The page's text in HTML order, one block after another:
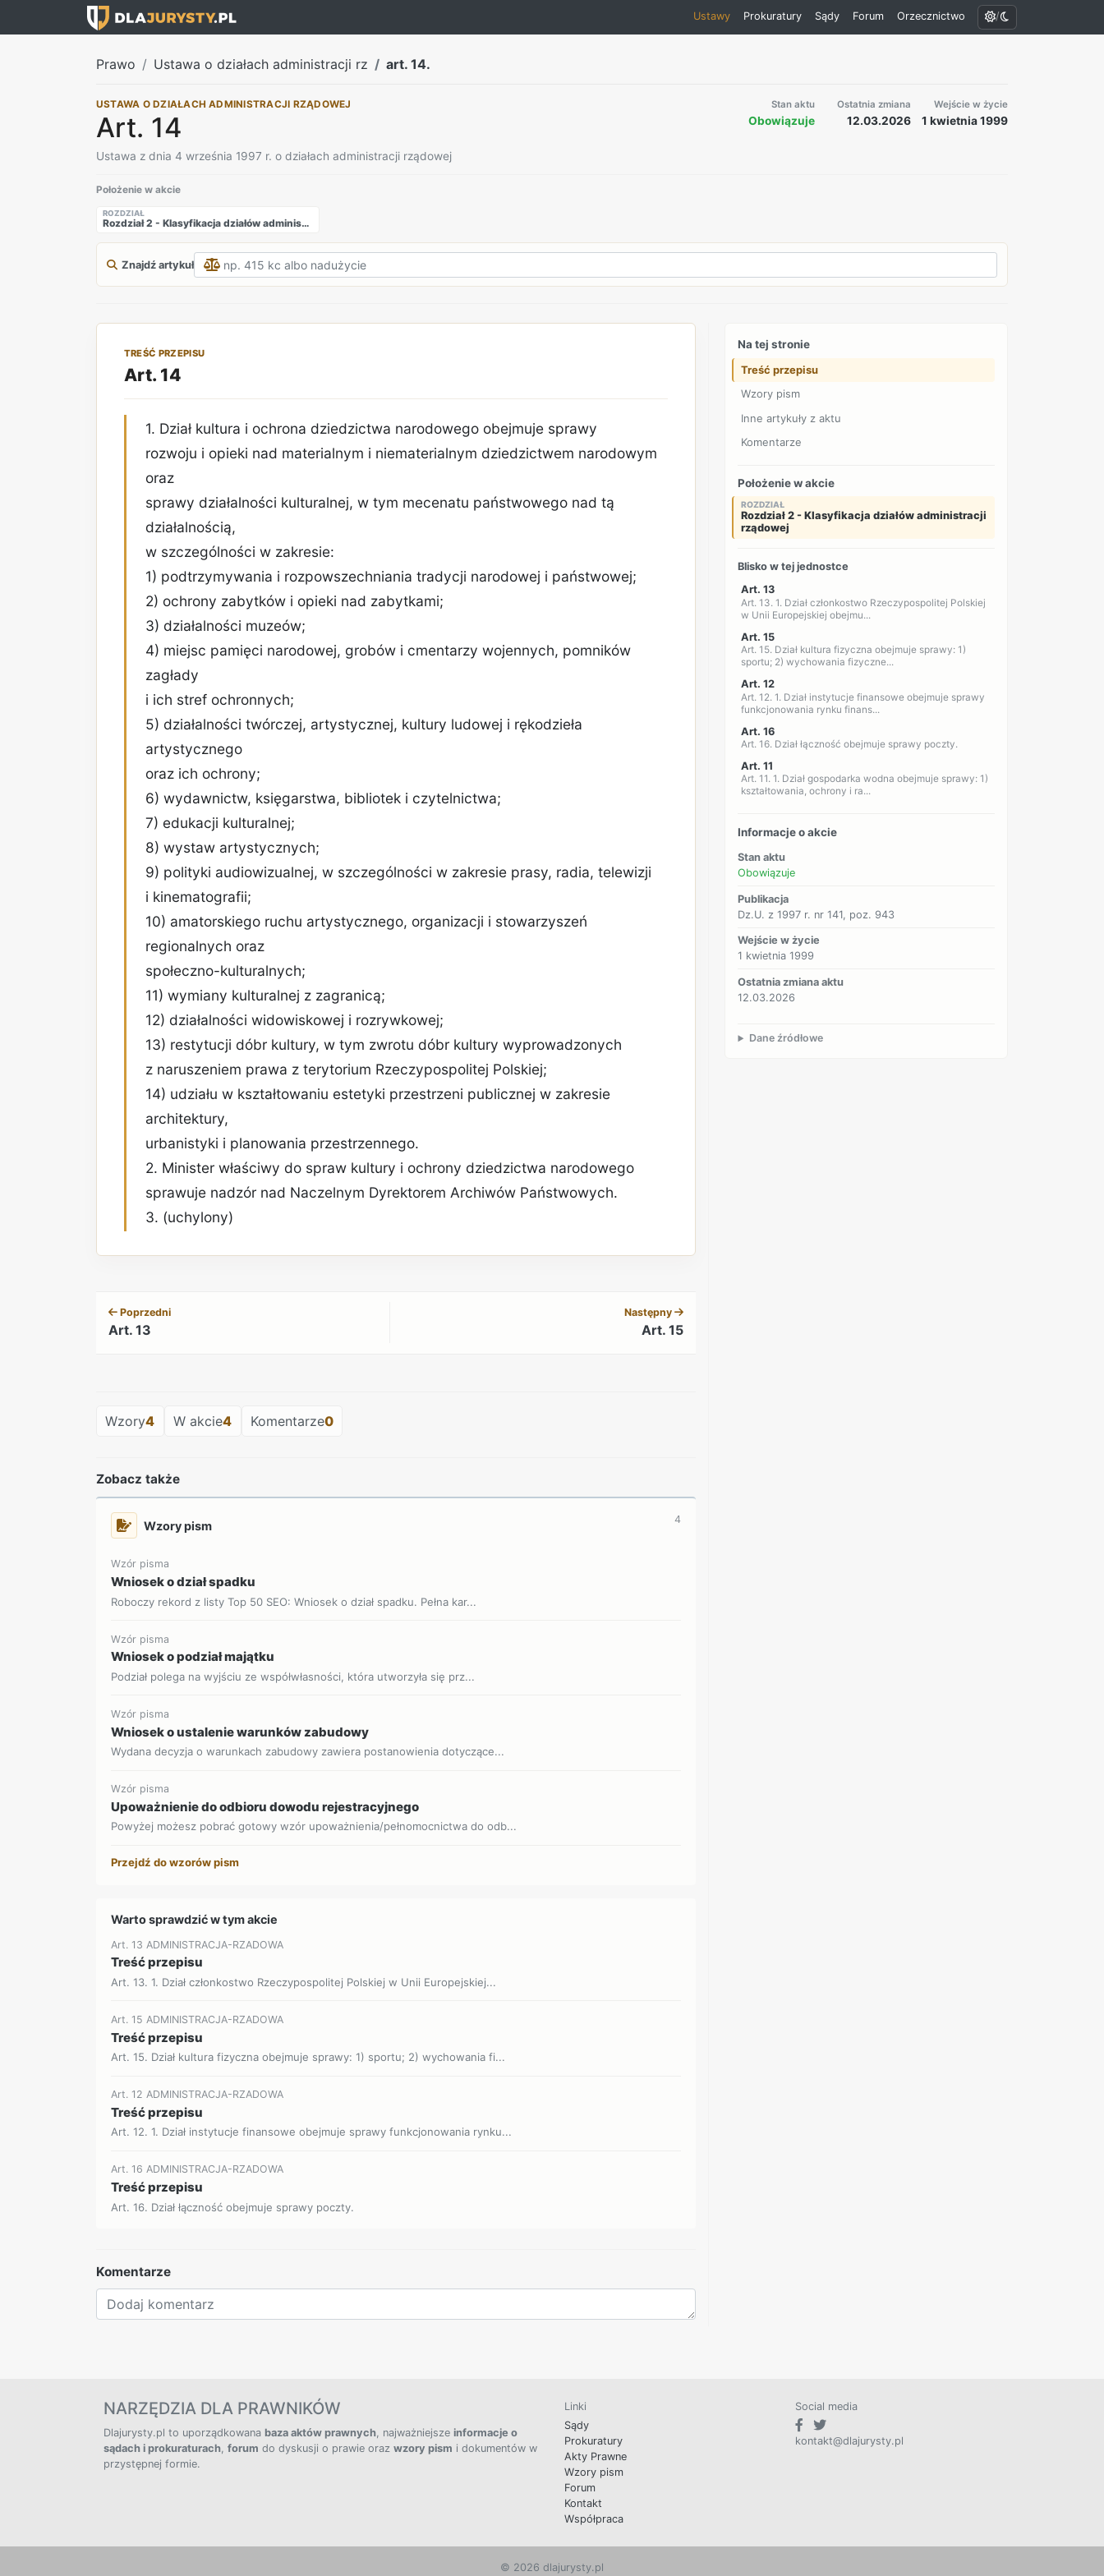
Ustawy Prokuratury Sądy Forum Orzecznictwo /
Prawo Ustawa o działach administracji rz art. 14.
USTAWA O DZIAŁACH ADMINISTRACJI RZĄDOWEJ
Art. 14
Ustawa z dnia 4 września 1997 r. o działach administracji rządowej
Stan aktu
Obowiązuje
Ostatnia zmiana
12.03.2026
Wejście w życie
1 kwietnia 1999
Położenie w akcie
ROZDZIAŁ
Rozdział 2 - Klasyfikacja działów administracji rządowej
Znajdź artykuł
TREŚĆ PRZEPISU
Art. 14
1. Dział kultura i ochrona dziedzictwa narodowego obejmuje sprawy
rozwoju i opieki nad materialnym i niematerialnym dziedzictwem narodowym
oraz
sprawy działalności kulturalnej, w tym mecenatu państwowego nad tą
działalnością,
w szczególności w zakresie:
1) podtrzymywania i rozpowszechniania tradycji narodowej i państwowej;
2) ochrony zabytków i opieki nad zabytkami;
3) działalności muzeów;
4) miejsc pamięci narodowej, grobów i cmentarzy wojennych, pomników
zagłady
i ich stref ochronnych;
5) działalności twórczej, artystycznej, kultury ludowej i rękodzieła
artystycznego
oraz ich ochrony;
6) wydawnictw, księgarstwa, bibliotek i czytelnictwa;
7) edukacji kulturalnej;
8) wystaw artystycznych;
9) polityki audiowizualnej, w szczególności w zakresie prasy, radia, telewizji
i kinematografii;
10) amatorskiego ruchu artystycznego, organizacji i stowarzyszeń
regionalnych oraz
społeczno-kulturalnych;
11) wymiany kulturalnej z zagranicą;
12) działalności widowiskowej i rozrywkowej;
13) restytucji dóbr kultury, w tym zwrotu dóbr kultury wyprowadzonych
z naruszeniem prawa z terytorium Rzeczypospolitej Polskiej;
14) udziału w kształtowaniu estetyki przestrzeni publicznej w zakresie
architektury,
urbanistyki i planowania przestrzennego.
2. Minister właściwy do spraw kultury i ochrony dziedzictwa narodowego
sprawuje nadzór nad Naczelnym Dyrektorem Archiwów Państwowych.
3. (uchylony)
Poprzedni
Art. 13
Następny
Art. 15
Wzory4 W akcie4 Komentarze0
Zobacz także
Wzory pism 4
Wzór pisma
Wniosek o dział spadku
Roboczy rekord z listy Top 50 SEO: Wniosek o dział spadku. Pełna kar...
Wzór pisma
Wniosek o podział majątku
Podział polega na wyjściu ze współwłasności, która utworzyła się prz...
Wzór pisma
Wniosek o ustalenie warunków zabudowy
Wydana decyzja o warunkach zabudowy zawiera postanowienia dotyczące...
Wzór pisma
Upoważnienie do odbioru dowodu rejestracyjnego
Powyżej możesz pobrać gotowy wzór upoważnienia/pełnomocnictwa do odb...
Przejdź do wzorów pism
Warto sprawdzić w tym akcie
Art. 13 ADMINISTRACJA-RZADOWA
Treść przepisu
Art. 13. 1. Dział członkostwo Rzeczypospolitej Polskiej w Unii Europejskiej...
Art. 15 ADMINISTRACJA-RZADOWA
Treść przepisu
Art. 15. Dział kultura fizyczna obejmuje sprawy: 1) sportu; 2) wychowania fi...
Art. 12 ADMINISTRACJA-RZADOWA
Treść przepisu
Art. 12. 1. Dział instytucje finansowe obejmuje sprawy funkcjonowania rynku...
Art. 16 ADMINISTRACJA-RZADOWA
Treść przepisu
Art. 16. Dział łączność obejmuje sprawy poczty.
Komentarze
Na tej stronie
Treść przepisu
Wzory pism
Inne artykuły z aktu
Komentarze
Położenie w akcie
ROZDZIAŁ
Rozdział 2 - Klasyfikacja działów administracji
rządowej
Blisko w tej jednostce
Art. 13
Art. 13. 1. Dział członkostwo Rzeczypospolitej Polskiej
w Unii Europejskiej obejmu...
Art. 15
Art. 15. Dział kultura fizyczna obejmuje sprawy: 1)
sportu; 2) wychowania fizyczne...
Art. 12
Art. 12. 1. Dział instytucje finansowe obejmuje sprawy
funkcjonowania rynku finans...
Art. 16
Art. 16. Dział łączność obejmuje sprawy poczty.
Art. 11
Art. 11. 1. Dział gospodarka wodna obejmuje sprawy: 1)
kształtowania, ochrony i ra...
Informacje o akcie
Stan aktu
Obowiązuje
Publikacja
Dz.U. z 1997 r. nr 141, poz. 943
Wejście w życie
1 kwietnia 1999
Ostatnia zmiana aktu
12.03.2026
Dane źródłowe
NARZĘDZIA DLA PRAWNIKÓW
Dlajurysty.pl to uporządkowana baza aktów prawnych, najważniejsze informacje o
sądach i prokuraturach, forum do dyskusji o prawie oraz wzory pism i dokumentów w
przystępnej formie.
Linki
Sądy
Prokuratury
Akty Prawne
Wzory pism
Forum
Kontakt
Współpraca
Social media
kontakt@dlajurysty.pl
© 2026 dlajurysty.pl